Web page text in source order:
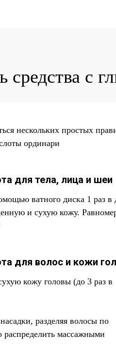
средства с
нескольких простых
ординари
для тела, лица и шеи
ватного диска 1 раз в
и сухую кожу.
для волос и кожи
кожу головы (до 3 раз в
разделяя волосы по
распределить массажными